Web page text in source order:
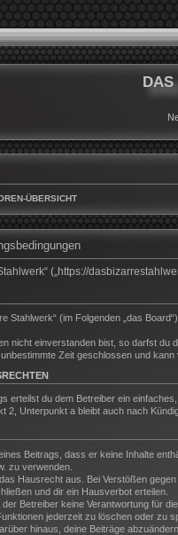
DAS
ÜBERSICHT
(„https://
Stahlwerk“ (im Folgenden „das
nicht einverstanden bist, so darfst du
Zeit geschlossen und
erteilst du dem Betreiber ein
2, Unterpunkt a bleibt auch nach
Beitrags, dass er keine Inhalte
zu verwenden.
Hausrecht aus. Bei Verstößen
und dir ein Hausverbot erteilen.
Betreiber keine Verantwortung für
jederzeit zu löschen oder zu
hinaus, deine Beiträge